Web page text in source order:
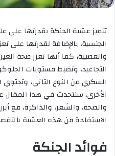
تتميز عشبة الجنكة بقدرتها على
الجنسية، بالإضافة لقدرتها على
والعصبية، كما أنها تعزز صحة
التجاعيد، وتضبط مستويات
السكري من النوع الثاني، وتحتوي
الأخرى، سنتحدث في هذا المقال
والصحة، والشعر، والذاكرة، مع
الاستفادة من هذه العشبة
فوائد الجنكة